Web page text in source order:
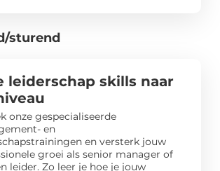
sturend
leiderschap skills naar
onze gespecialiseerde
en
en versterk jouw
groei als senior manager of
leider. Zo leer je hoe je jouw